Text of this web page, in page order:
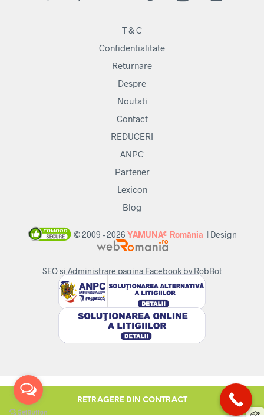
T & C
Confidentialitate
Returnare
Despre
Noutati
Contact
REDUCERI
ANPC
Partener
Lexicon
Blog
© 2009 - 2026 YAMUNA® România | Design
SEO si Administrare pagina Facebook by RobBot
RETRAGERE DIN CONTRACT